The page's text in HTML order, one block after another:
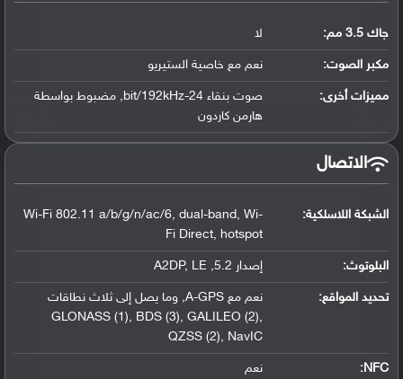
جاك 3.5 مم: لا
مكبر الصوت: نعم مع خاصية الستيريو
مميزات أخرى:
صوت بنقاء 24-bit/192kHz, مضبوط بواسطة
هارمن كاردون
الاتصال
الشبكة اللاسلكية:
Wi-Fi 802.11 a/b/g/n/ac/6, dual-band, Wi-
Fi Direct, hotspot
البلوتوث: إصدار 5.2, A2DP, LE
تحديد المواقع:
نعم مع A-GPS, وما يصل إلى ثلاث نطاقات
GLONASS (1), BDS (3), GALILEO (2),
QZSS (2), NavIC
NFC
: نعم